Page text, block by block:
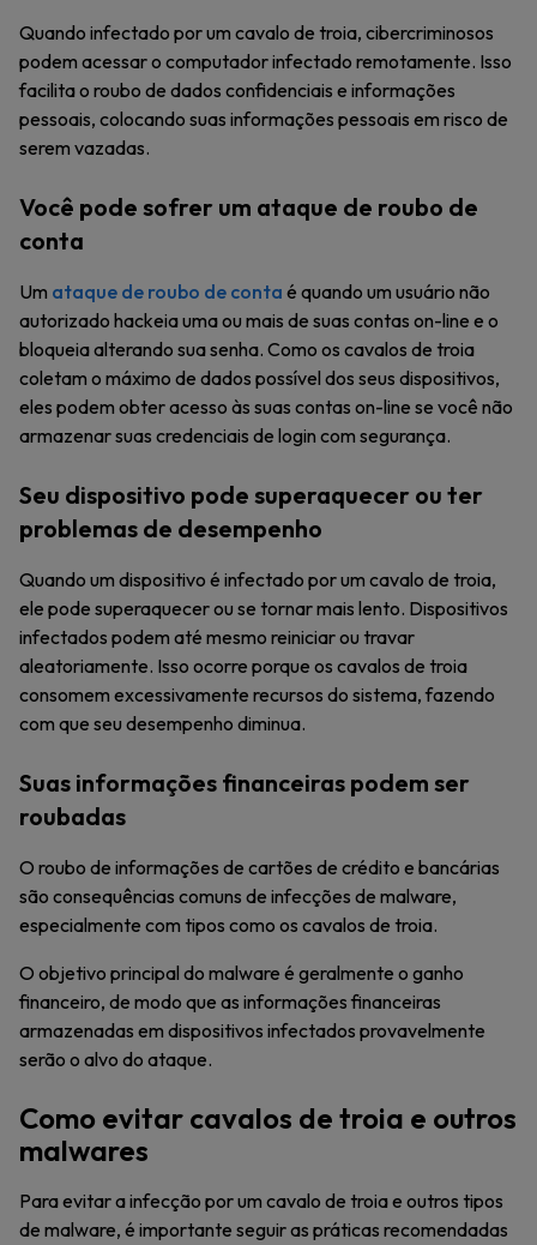
Quando infectado por um cavalo de troia, cibercriminosos
podem acessar o computador infectado remotamente. Isso
facilita o roubo de dados confidenciais e informações
pessoais, colocando suas informações pessoais em risco de
serem vazadas.
Você pode sofrer um ataque de roubo de
conta
Um ataque de roubo de conta é quando um usuário não
autorizado hackeia uma ou mais de suas contas on-line e o
bloqueia alterando sua senha. Como os cavalos de troia
coletam o máximo de dados possível dos seus dispositivos,
eles podem obter acesso às suas contas on-line se você não
armazenar suas credenciais de login com segurança.
Seu dispositivo pode superaquecer ou ter
problemas de desempenho
Quando um dispositivo é infectado por um cavalo de troia,
ele pode superaquecer ou se tornar mais lento. Dispositivos
infectados podem até mesmo reiniciar ou travar
aleatoriamente. Isso ocorre porque os cavalos de troia
consomem excessivamente recursos do sistema, fazendo
com que seu desempenho diminua.
Suas informações financeiras podem ser
roubadas
O roubo de informações de cartões de crédito e bancárias
são consequências comuns de infecções de malware,
especialmente com tipos como os cavalos de troia.
O objetivo principal do malware é geralmente o ganho
financeiro, de modo que as informações financeiras
armazenadas em dispositivos infectados provavelmente
serão o alvo do ataque.
Como evitar cavalos de troia e outros
malwares
Para evitar a infecção por um cavalo de troia e outros tipos
de malware, é importante seguir as práticas recomendadas